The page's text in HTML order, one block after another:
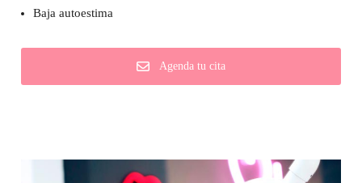
Baja autoestima
Agenda tu cita